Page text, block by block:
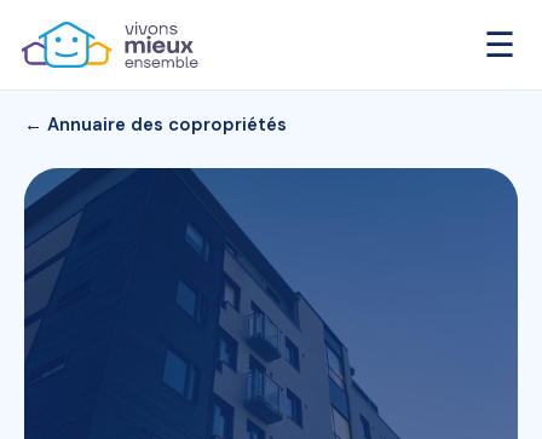
☰
← Annuaire des copropriétés